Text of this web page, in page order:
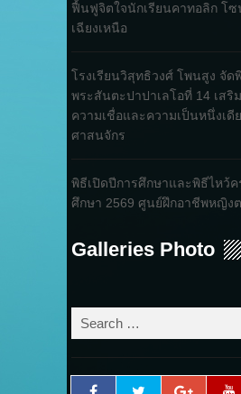
ฟื้นฟูจิตใจนักเรียนคาทอลิก โ
เฉียงเหนือ
โรงเรียนวิสุทธิวงศ์ โพนสูง จัด
พระสันตะปาปาเลโอที่ 14 เสริ
ความเชื่อและความเป็นหนึ่งเดี
ศาสนจักร
พิธีเปิดปีการศึกษาและพิธีไหว้ค
ศึกษา 2569 ศูนย์ฝึกอาชีพหญิง
Galleries Photo